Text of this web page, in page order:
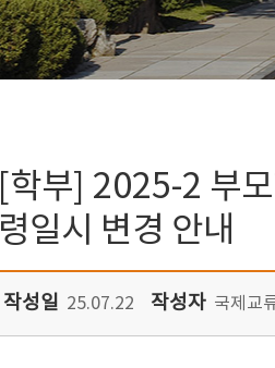
[학부] 2025-2 부
령일시 변경 안내
작성일 25.07.22 작성자 국제교